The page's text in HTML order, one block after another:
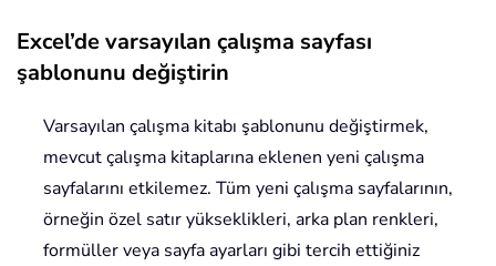
Excel’de varsayılan çalışma sayfası
şablonunu değiştirin
Varsayılan çalışma kitabı şablonunu değiştirmek,
mevcut çalışma kitaplarına eklenen yeni çalışma
sayfalarını etkilemez. Tüm yeni çalışma sayfalarının,
örneğin özel satır yükseklikleri, arka plan renkleri,
formüller veya sayfa ayarları gibi tercih ettiğiniz